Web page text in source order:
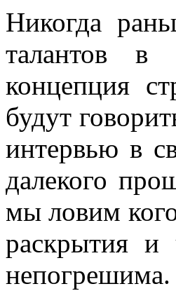
Никогда
талантов в
концепция
будут
интервью в
далекого
мы ловим
раскрытия и
непогрешима.